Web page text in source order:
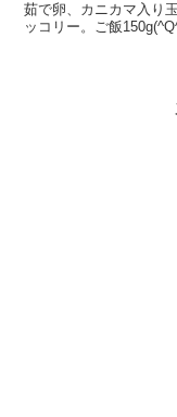
茹で卵、カニカマ入り
ッコリー。ご飯